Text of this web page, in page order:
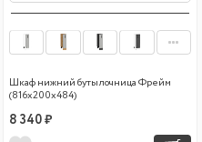
Шкаф нижний бутылочница Фрейм
(816х200х484)
8 340 ₽